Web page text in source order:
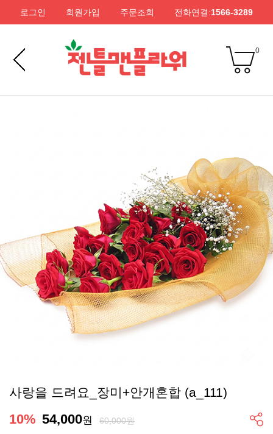
로그인 회원가입 주문조회 전화연결:1566-3289
0
사랑을 드려요_장미+안개혼합 (a_111)
10% 54,000원 60,000원